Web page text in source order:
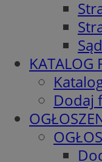
KATALOG
Dodaj